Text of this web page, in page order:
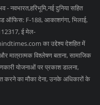
नवभारत,हरिभूमि,नई दुनिया सहित
हेड ऑफिस: F-188, आकाशगंगा, भिलाई,
ई मेल-
का उद्देश्य देशहित में
मात्रात्मक विश्लेषण बताना, सामाजिक
योजनाओं पर प्रकाश डालना,
करने का मौका देना, उनके अधिकारों के